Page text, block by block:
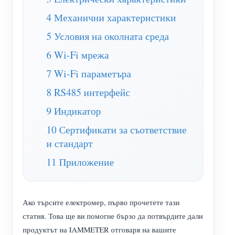
WiFi контролер за захранване
IAMMETER Cloud Pro
Услуга за самостоятелно хостване
EV зарядно устройство
IAMMETER Симулатор
Виртуален измервателен уред
Система за енергийно прогнозиране и симулация
Приложения
Енергиен монитор на слънчева фотоволтаична
система
Монитор за потребление на електроенергия
Система за управление на фотоволтаични
Магазин
Ресурси
Бърз старт на продукта
Документ
Общност
Разработчик
4 Механични характеристики
5 Условия на околната среда
6 Wi-Fi мрежа
7 Wi-Fi параметъра
8 RS485 интерфейс
9 Индикатор
10 Сертификати за съответствие
и стандарт
11 Приложение
Ако търсите електромер, първо прочетете тази
статия. Това ще ви помогне бързо да потвърдите дали
продуктът на IAMMETER отговаря на вашите